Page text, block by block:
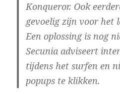
Konqueror. Ook
gevoelig zijn voor het
Een oplossing is nog
Secunia adviseert
tijdens het surfen en
popups te klikken.